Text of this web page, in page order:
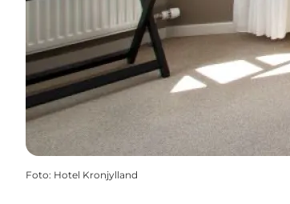
Foto: Hotel Kronjylland